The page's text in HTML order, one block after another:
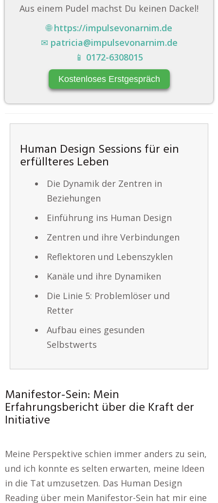
Aus einem Pudel machst Du keinen Dackel!
🌐https://impulsevonarnim.de
✉ patricia@impulsevonarnim.de
📱 0172-6308015
Kostenloses Erstgespräch
Human Design Sessions für ein
erfüllteres Leben
Die Dynamik der Zentren in
Beziehungen
Einführung ins Human Design
Zentren und ihre Verbindungen
Reflektoren und Lebenszyklen
Kanäle und ihre Dynamiken
Die Linie 5: Problemlöser und
Retter
Aufbau eines gesunden
Selbstwerts
Manifestor-Sein: Mein
Erfahrungsbericht über die Kraft der
Initiative
Meine Perspektive schien immer anders zu sein,
und ich konnte es selten erwarten, meine Ideen
in die Tat umzusetzen. Das Human Design
Reading über mein Manifestor-Sein hat mir eine